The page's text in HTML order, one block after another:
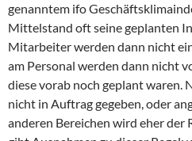
genanntem ifo
Mittelstand oft seine geplanten
Mitarbeiter werden dann nicht
am Personal werden dann nicht
diese vorab noch geplant waren.
nicht in Auftrag gegeben, oder
anderen Bereichen wird eher der